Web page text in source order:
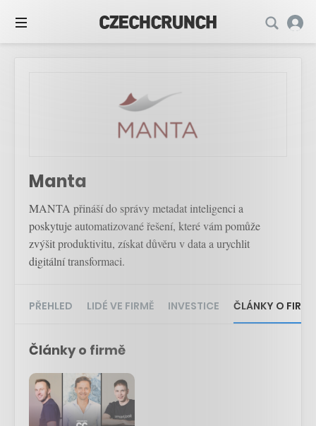
Manta
MANTA přináší do správy metadat inteligenci a
poskytuje automatizované řešení, které vám pomůže
zvýšit produktivitu, získat důvěru v data a urychlit
digitální transformaci.
PŘEHLED LIDÉ VE FIRMĚ INVESTICE ČLÁNKY O FIRMĚ
Články o firmě